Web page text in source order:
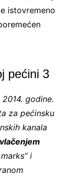
istovremeno
pećini 3
godine.
za pećinsku
kanala
i